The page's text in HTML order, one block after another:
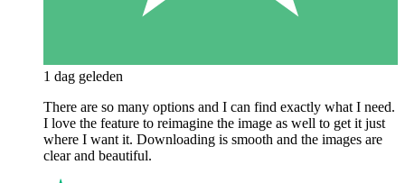
1 dag geleden
There are so many options and I can find exactly what I need.
I love the feature to reimagine the image as well to get it just
where I want it. Downloading is smooth and the images are
clear and beautiful.